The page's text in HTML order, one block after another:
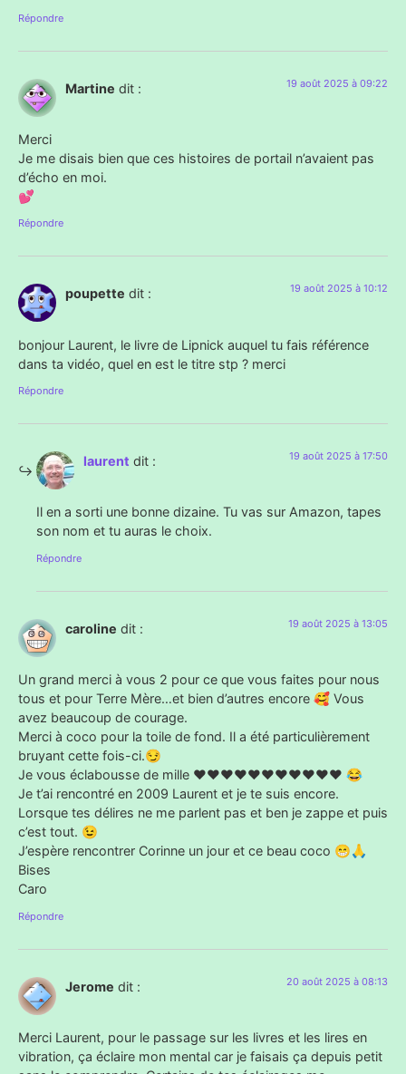
Répondre
Martine dit : 19 août 2025 à 09:22
Merci
Je me disais bien que ces histoires de portail n’avaient pas
d’écho en moi.
💕
Répondre
poupette dit : 19 août 2025 à 10:12
bonjour Laurent, le livre de Lipnick auquel tu fais référence
dans ta vidéo, quel en est le titre stp ? merci
Répondre
laurent dit : 19 août 2025 à 17:50
Il en a sorti une bonne dizaine. Tu vas sur Amazon, tapes
son nom et tu auras le choix.
Répondre
caroline dit : 19 août 2025 à 13:05
Un grand merci à vous 2 pour ce que vous faites pour nous
tous et pour Terre Mère…et bien d’autres encore 🥰 Vous
avez beaucoup de courage.
Merci à coco pour la toile de fond. Il a été particulièrement
bruyant cette fois-ci.😏
Je vous éclabousse de mille ❤❤❤❤❤❤❤❤❤❤❤ 😂
Je t’ai rencontré en 2009 Laurent et je te suis encore.
Lorsque tes délires ne me parlent pas et ben je zappe et puis
c’est tout. 😉
J’espère rencontrer Corinne un jour et ce beau coco 😁🙏
Bises
Caro
Répondre
Jerome dit : 20 août 2025 à 08:13
Merci Laurent, pour le passage sur les livres et les lires en
vibration, ça éclaire mon mental car je faisais ça depuis petit